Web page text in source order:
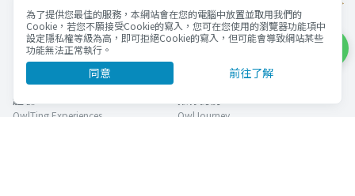
奧丁丁集團
官方網站
OwlTing Market
體驗
OwlTing Experiences
揪你訂房
OwlJourney
為了提供您最佳的服務，本網站會在您的電腦中放置並取用我們的
Cookie，若您不願接受Cookie的寫入，您可在您使用的瀏覽器功能項中
設定隱私權等級為高，即可拒絕Cookie的寫入，但可能會導致網站某些
功能無法正常執行。
同意 前往了解